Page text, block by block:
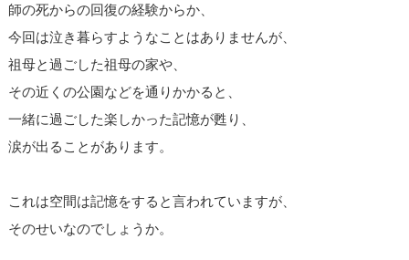
師の死からの回復の経験からか、
今回は泣き暮らすようなことはありませんが、
祖母と過ごした祖母の家や、
その近くの公園などを通りかかると、
一緒に過ごした楽しかった記憶が甦り、
涙が出ることがあります。
これは空間は記憶をすると言われていますが、
そのせいなのでしょうか。